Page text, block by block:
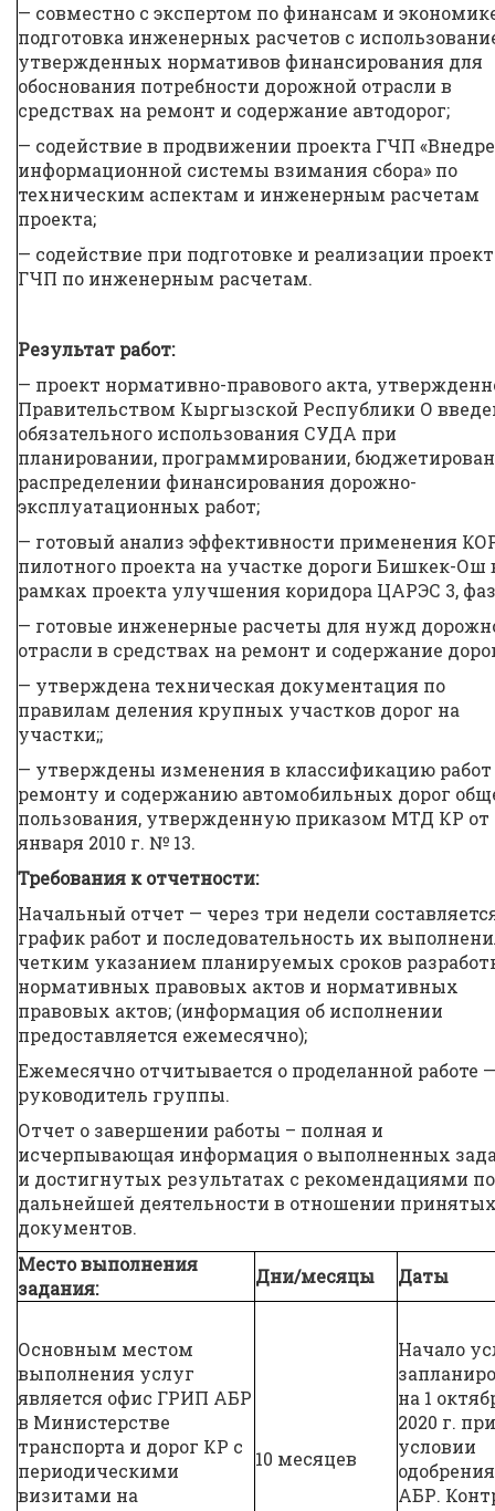
— совместно с экспертом по финансам и
подготовка инженерных расчетов с
утвержденных нормативов финансирования для
обоснования потребности дорожной отрасли в
средствах на ремонт и содержание автодорог;
— содействие в продвижении проекта ГЧП
информационной системы взимания сбора» по
техническим аспектам и инженерным расчетам
проекта;
— содействие при подготовке и реализации
ГЧП по инженерным расчетам.
Результат работ:
— проект нормативно-правового акта,
Правительством Кыргызской Республики О
обязательного использования СУДА при
планировании, программировании,
распределении финансирования дорожно-
эксплуатационных работ;
— готовый анализ эффективности применения
пилотного проекта на участке дороги Бишкек-Ош
рамках проекта улучшения коридора ЦАРЭС 3,
— готовые инженерные расчеты для нужд
отрасли в средствах на ремонт и содержание
— утверждена техническая документация по
правилам деления крупных участков дорог на
участки;;
— утверждены изменения в классификацию работ
ремонту и содержанию автомобильных дорог
пользования, утвержденную приказом МТД КР от
января 2010 г. № 13.
Требования к отчетности:
Начальный отчет — через три недели
график работ и последовательность их
четким указанием планируемых сроков
нормативных правовых актов и нормативных
правовых актов; (информация об исполнении
предоставляется ежемесячно);
Ежемесячно отчитывается о проделанной работе —
руководитель группы.
Отчет о завершении работы – полная и
исчерпывающая информация о выполненных
и достигнутых результатах с рекомендациями по
дальнейшей деятельности в отношении
документов.
Место выполнения
задания:
Дни/месяцы Даты
Основным местом
выполнения услуг
является офис ГРИП АБР
в Министерстве
транспорта и дорог КР с
периодическими
визитами на
10 месяцев
Начало
на 1
2020 г. при
условии
одобрения
АБР.